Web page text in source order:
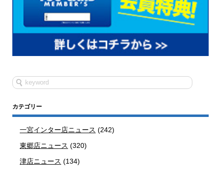
カテゴリー
一宮インター店ニュース (242)
東郷店ニュース (320)
津店ニュース (134)